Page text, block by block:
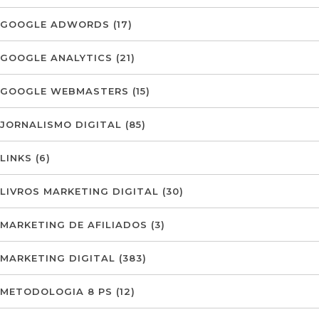
GOOGLE ADWORDS (17)
GOOGLE ANALYTICS (21)
GOOGLE WEBMASTERS (15)
JORNALISMO DIGITAL (85)
LINKS (6)
LIVROS MARKETING DIGITAL (30)
MARKETING DE AFILIADOS (3)
MARKETING DIGITAL (383)
METODOLOGIA 8 PS (12)